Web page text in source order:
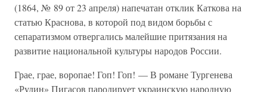
(1864, № 89 от 23 апреля) напечатан отклик Каткова на
статью Краснова, в которой под видом борьбы с
сепаратизмом отвергались малейшие притязания на
развитие национальной культуры народов России.
Грае, грае, воропае! Гоп! Гоп! — В романе Тургенева
«Рудин» Пигасов пародирует украинскую народную